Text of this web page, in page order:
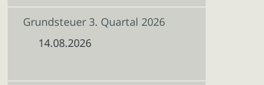
Grundsteuer 3. Quartal 2026
14.08.2026